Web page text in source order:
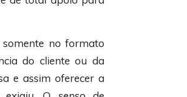
no formato
do cliente ou da
e assim oferecer a